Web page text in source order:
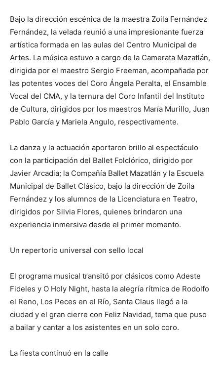
Bajo la dirección escénica de la maestra Zoila Fernández
Fernández, la velada reunió a una impresionante fuerza
artística formada en las aulas del Centro Municipal de
Artes. La música estuvo a cargo de la Camerata Mazatlán,
dirigida por el maestro Sergio Freeman, acompañada por
las potentes voces del Coro Ángela Peralta, el Ensamble
Vocal del CMA, y la ternura del Coro Infantil del Instituto
de Cultura, dirigidos por los maestros María Murillo, Juan
Pablo García y Mariela Angulo, respectivamente.
La danza y la actuación aportaron brillo al espectáculo
con la participación del Ballet Folclórico, dirigido por
Javier Arcadia; la Compañía Ballet Mazatlán y la Escuela
Municipal de Ballet Clásico, bajo la dirección de Zoila
Fernández y los alumnos de la Licenciatura en Teatro,
dirigidos por Silvia Flores, quienes brindaron una
experiencia inmersiva desde el primer momento.
Un repertorio universal con sello local
El programa musical transitó por clásicos como Adeste
Fideles y O Holy Night, hasta la alegría rítmica de Rodolfo
el Reno, Los Peces en el Río, Santa Claus llegó a la
ciudad y el gran cierre con Feliz Navidad, tema que puso
a bailar y cantar a los asistentes en un solo coro.
La fiesta continuó en la calle